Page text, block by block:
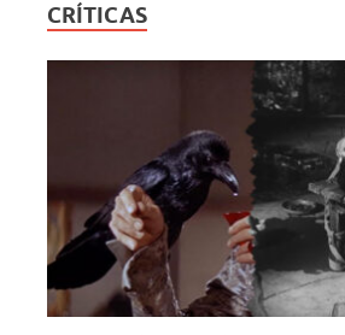
CRÍTICAS